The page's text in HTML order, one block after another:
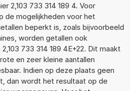
2,103 733 314 189 4. Voor
de mogelijkheden voor het
beperkt is, zoals bijvoorbeeld
worden getallen ook
733 314 189 4E+22. Dit maakt
en zeer kleine aantallen
Indien op deze plaats geen
dan wordt het resultaat op de